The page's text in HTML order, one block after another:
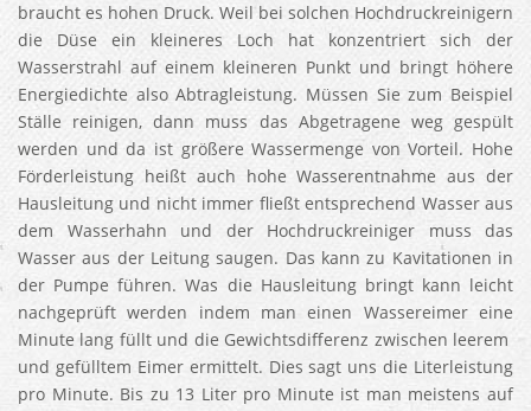
braucht es hohen Druck. Weil bei solchen Hochdruckreinigern
die Düse ein kleineres Loch hat konzentriert sich der
Wasserstrahl auf einem kleineren Punkt und bringt höhere
Energiedichte also Abtragleistung. Müssen Sie zum Beispiel
Ställe reinigen, dann muss das Abgetragene weg gespült
werden und da ist größere Wassermenge von Vorteil. Hohe
Förderleistung heißt auch hohe Wasserentnahme aus der
Hausleitung und nicht immer fließt entsprechend Wasser aus
dem Wasserhahn und der Hochdruckreiniger muss das
Wasser aus der Leitung saugen. Das kann zu Kavitationen in
der Pumpe führen. Was die Hausleitung bringt kann leicht
nachgeprüft werden indem man einen Wassereimer eine
Minute lang füllt und die Gewichtsdifferenz zwischen leerem
und gefülltem Eimer ermittelt. Dies sagt uns die Literleistung
pro Minute. Bis zu 13 Liter pro Minute ist man meistens auf